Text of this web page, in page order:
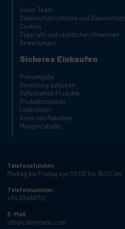
Unser Team
Datenschutzrichtlinie und Datenschutz
Cookies
Copyright und rechtlichen Hinweisen
Bewertungen
Sicheres Einkaufen
Preisangabe
Bestellung aufgeben
Refurbished-Produkte
Produktzustände
Lieferzeiten
Arten von Rabatten
Mengenrabatte
Telefonstunden:
Montag bis Freitag von 09:00 bis 18:00 Uhr
Telefonnummer:
+34 934987121
E-Mail:
info@cablematic.com